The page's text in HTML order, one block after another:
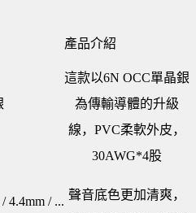
4.4mm / ...
產品介紹
這款以6N OCC單晶銀
為傳輸導體的升級
線，PVC柔軟外皮，
30AWG*4股
聲音底色更加清爽，